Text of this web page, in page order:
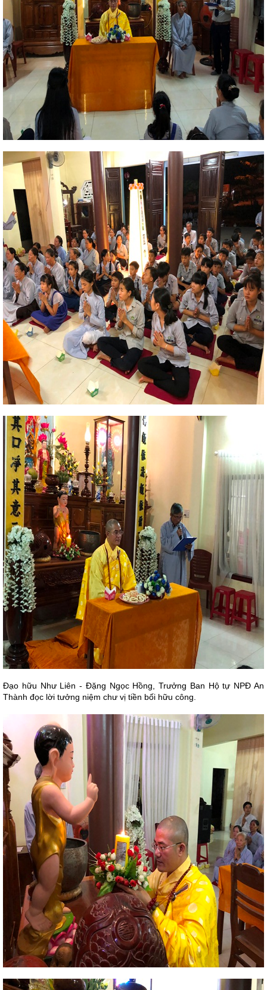
Đạo hữu Như Liên - Đặng Ngọc Hồng, Trưởng Ban Hộ tự NPĐ An
Thành đọc lời tưởng niệm chư vị tiền bối hữu công.